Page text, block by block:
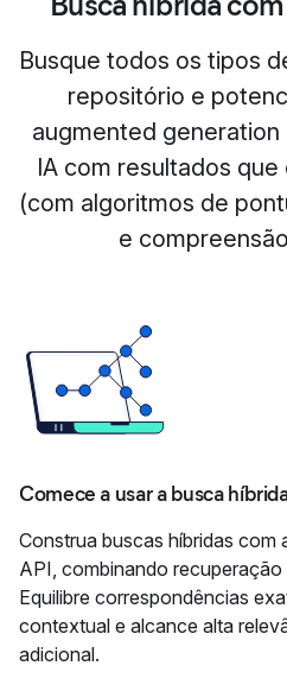
Busque todos os tipos
repositório e
augmented generation
IA com resultados
(com algoritmos de
e
Comece a usar a busca
Construa buscas híbridas com
API, combinando recuperação
Equilibre correspondências
contextual e alcance alta
adicional.